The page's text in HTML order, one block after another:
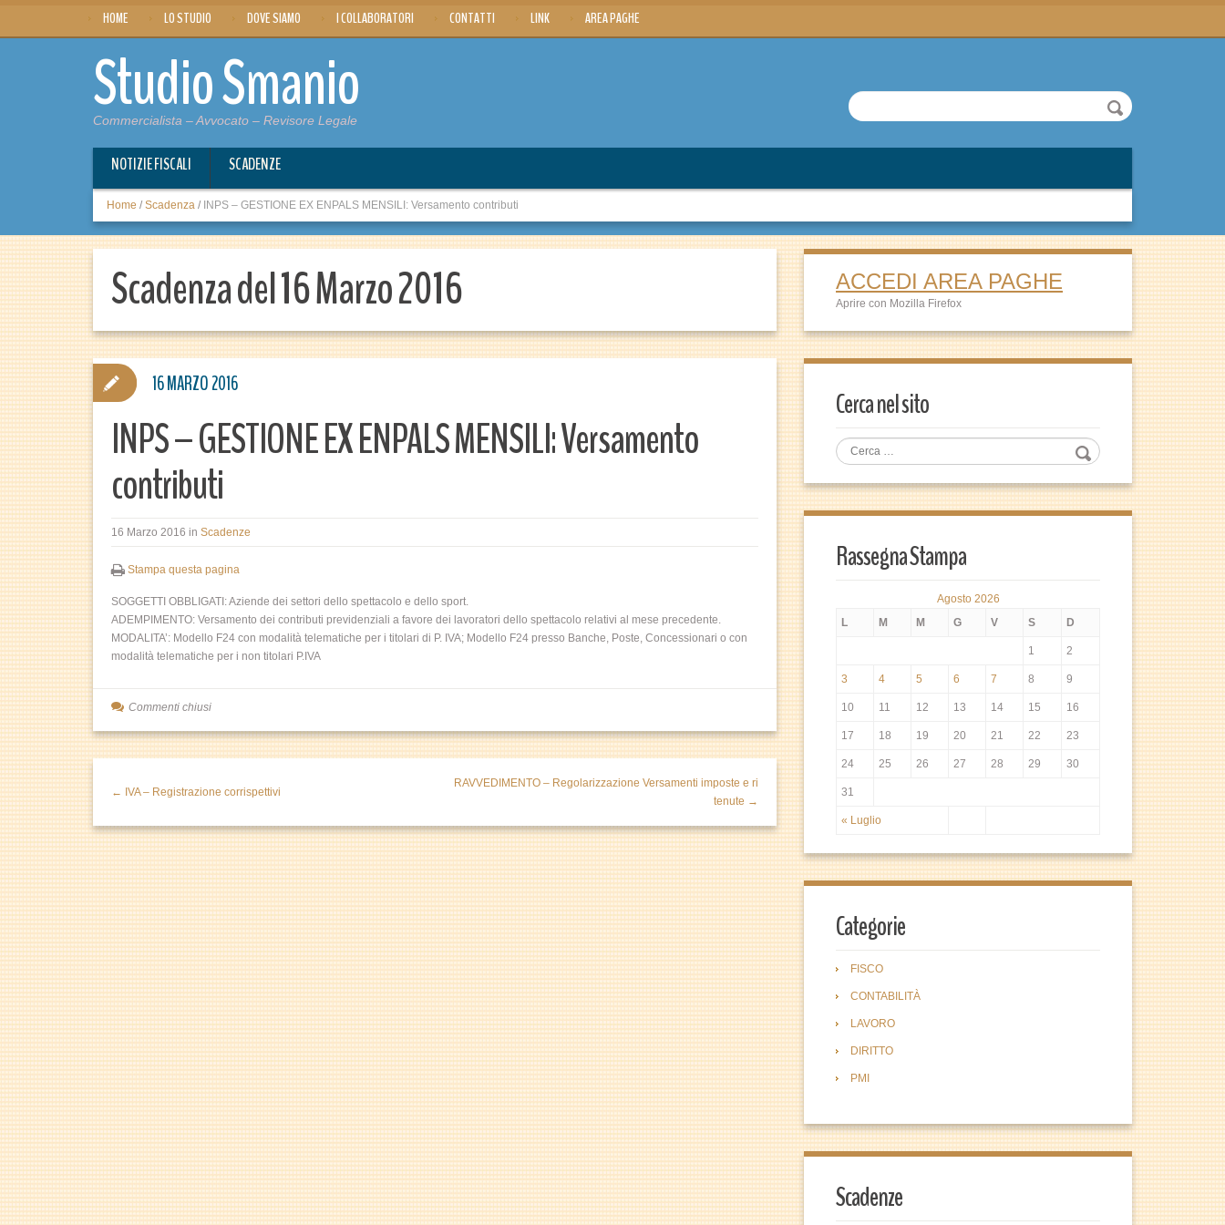
HOME LO STUDIO DOVE SIAMO I COLLABORATORI CONTATTI LINK AREA PAGHE
Studio Smanio
Commercialista – Avvocato – Revisore Legale
NOTIZIE FISCALI SCADENZE
Home / Scadenza / INPS – GESTIONE EX ENPALS MENSILI: Versamento contributi
Scadenza del 16 Marzo 2016
INPS – GESTIONE EX ENPALS MENSILI: Versamento
contributi
16 Marzo 2016 in Scadenze
Stampa questa pagina
SOGGETTI OBBLIGATI: Aziende dei settori dello spettacolo e dello sport.
ADEMPIMENTO: Versamento dei contributi previdenziali a favore dei lavoratori dello spettacolo relativi al mese precedente.
MODALITA’: Modello F24 con modalità telematiche per i titolari di P. IVA; Modello F24 presso Banche, Poste, Concessionari o con
modalità telematiche per i non titolari P.IVA
16 MARZO 2016
Commenti chiusi
← IVA – Registrazione corrispettivi
RAVVEDIMENTO – Regolarizzazione Versamenti imposte e ri
tenute →
ACCEDI AREA PAGHE
Aprire con Mozilla Firefox
Cerca nel sito
Rassegna Stampa
Agosto 2026
L
M M G V S D
« Luglio
1 2
3 4 5 6 7 8 9
10 11 12 13 14 15 16
17 18 19 20 21 22 23
24 25 26 27 28 29 30
31
Categorie
FISCO
CONTABILITÀ
LAVORO
DIRITTO
PMI
Scadenze